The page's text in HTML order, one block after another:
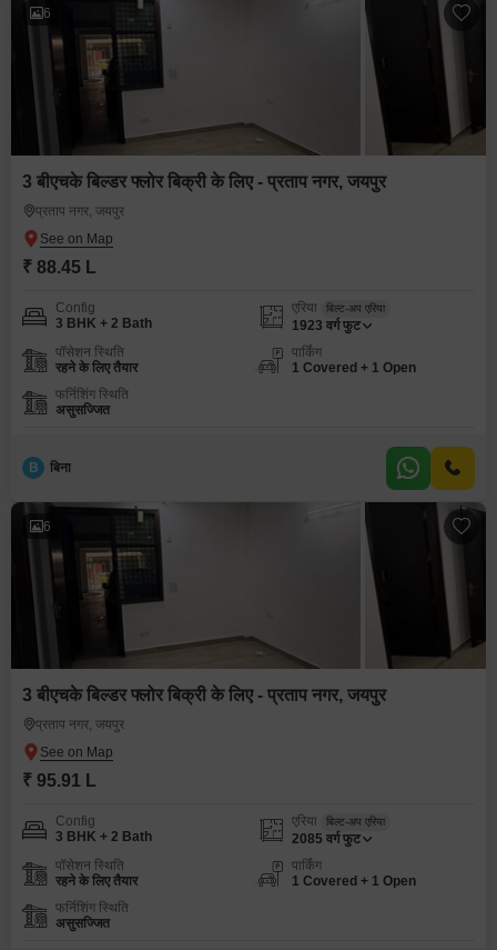
6
3 बीएचके बिल्डर फ्लोर बिक्री के लिए - प्रताप नगर, जयपुर
प्रताप नगर, जयपुर
₹ 88.45 L
Config
3 BHK + 2 Bath
एरिया बिल्ट-अप एरिया
1923 वर्ग फुट
पॉसेशन स्थिति
रहने के लिए तैयार
पार्किंग
1 Covered + 1 Open
फर्निशिंग स्थिति
असुसज्जित
B बिना
6
3 बीएचके बिल्डर फ्लोर बिक्री के लिए - प्रताप नगर, जयपुर
प्रताप नगर, जयपुर
₹ 95.91 L
Config
3 BHK + 2 Bath
एरिया बिल्ट-अप एरिया
2085 वर्ग फुट
पॉसेशन स्थिति
रहने के लिए तैयार
पार्किंग
1 Covered + 1 Open
फर्निशिंग स्थिति
असुसज्जित